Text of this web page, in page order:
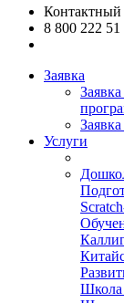
Контактный
8 800 222 51
Заявка
Услуги
Школа